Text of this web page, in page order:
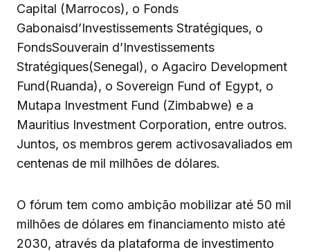
Capital (Marrocos), o Fonds
Gabonaisd’Investissements Stratégiques, o
FondsSouverain d’Investissements
Stratégiques(Senegal), o Agaciro Development
Fund(Ruanda), o Sovereign Fund of Egypt, o
Mutapa Investment Fund (Zimbabwe) e a
Mauritius Investment Corporation, entre outros.
Juntos, os membros gerem activosavaliados em
centenas de mil milhões de dólares.
O fórum tem como ambição mobilizar até 50 mil
milhões de dólares em financiamento misto até
2030, através da plataforma de investimento